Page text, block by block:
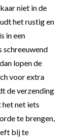
niet in de
het rustig en
in een
schreeuwend
lopen de
voor extra
de verzending
net iets
te brengen,
bij te